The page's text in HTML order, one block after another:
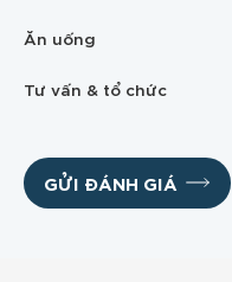
Ăn uống
Tư vấn & tổ chức
GỬI ĐÁNH GIÁ